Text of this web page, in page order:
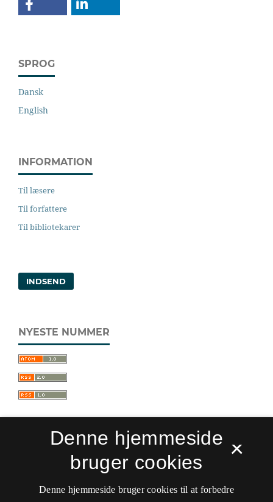
SPROG
Dansk
English
INFORMATION
Til læsere
Til forfattere
Til bibliotekarer
INDSEND
NYESTE NUMMER
Sprogforum. Tidsskrift for sprog- og
kulturpædagogik
ISSN 0909-9328 (Trykt)
×
Denne hjemmeside
bruger cookies
Denne hjemmeside bruger cookies til at forbedre